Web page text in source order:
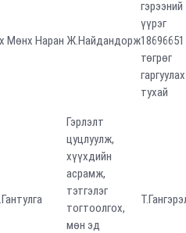
Мөнх Наран Ж.Найдандорж
гэрээний
үүрэг
18696651
төгрөг
гаргуулах
тухай
Гэрлэлт
цуцлуулж,
хүүхдийн
асрамж,
тэтгэлэг
тогтоолгох,
мөн эд